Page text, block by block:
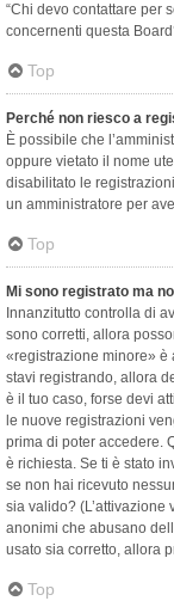
“Chi devo contattare per
concernenti questa
Top
Perché non riesco a
È possibile che
oppure vietato il nome
disabilitato le
un amministratore per
Top
Mi sono registrato ma
Innanzitutto controlla di
sono corretti, allora
«registrazione minore» è
stavi registrando, allora
è il tuo caso, forse devi
le nuove registrazioni
prima di poter accedere.
è richiesta. Se ti è stato
se non hai ricevuto
sia valido?
anonimi che abusano
usato sia corretto, allora
Top